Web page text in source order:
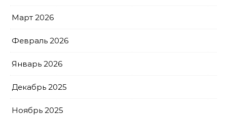
Март 2026
Февраль 2026
Январь 2026
Декабрь 2025
Ноябрь 2025